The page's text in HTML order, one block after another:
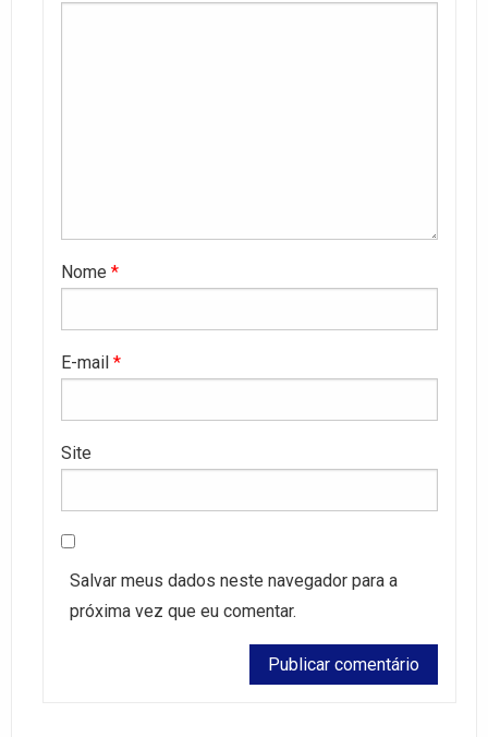
Nome *
E-mail *
Site
Salvar meus dados neste navegador para a
próxima vez que eu comentar.